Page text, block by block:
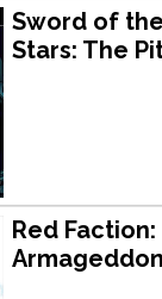
Sword of the
Stars: The
Red Faction:
Armageddon